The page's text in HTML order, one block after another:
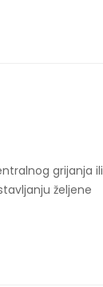
grijanja ili
željene